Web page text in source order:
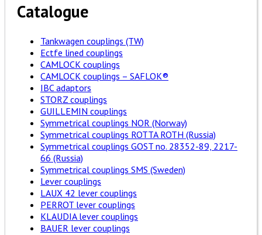
Catalogue
Tankwagen couplings (TW)
Ectfe lined couplings
CAMLOCK couplings
CAMLOCK couplings – SAFLOK®
IBC adaptors
STORZ couplings
GUILLEMIN couplings
Symmetrical couplings NOR (Norway)
Symmetrical couplings ROTTA ROTH (Russia)
Symmetrical couplings GOST no. 28352-89, 2217-
66 (Russia)
Symmetrical couplings SMS (Sweden)
Lever couplings
LAUX 42 lever couplings
PERROT lever couplings
KLAUDIA lever couplings
BAUER lever couplings